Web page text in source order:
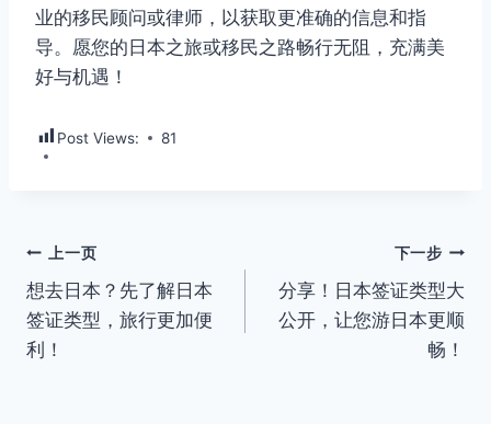
业的移民顾问或律师，以获取更准确的信息和指
导。愿您的日本之旅或移民之路畅行无阻，充满美
好与机遇！
Post Views: 81
文
章
导
上一页
想去日本？先了解日本
签证类型，旅行更加便
利！
下一步
分享！日本签证类型大
公开，让您游日本更顺
畅！